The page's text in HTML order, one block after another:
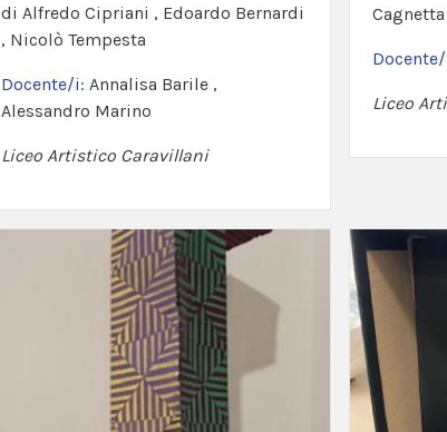
di Alfredo Cipriani , Edoardo Bernardi
, Nicolò Tempesta
Docente/i: Annalisa Barile ,
Alessandro Marino
Liceo Artistico Caravillani
Liceo